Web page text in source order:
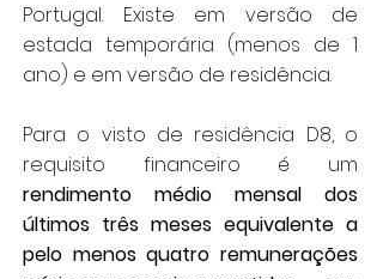
Portugal. Existe em versão de
estada temporária (menos de 1
ano) e em versão de residência.
Para o visto de residência D8, o
requisito financeiro é um
rendimento médio mensal dos
últimos três meses equivalente a
pelo menos quatro remunerações